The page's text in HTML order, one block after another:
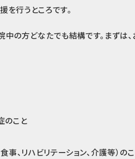
を行うところです。
中の方どなたでも結構です。まずは
のこと
事、リハビリテーション、介護等）の